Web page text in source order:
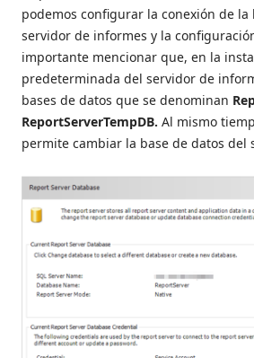
podemos configurar la conexión de la
servidor de informes y la
importante mencionar que, en la
predeterminada del servidor de
bases de datos que se denominan
ReportServerTempDB. Al mismo
permite cambiar la base de datos del